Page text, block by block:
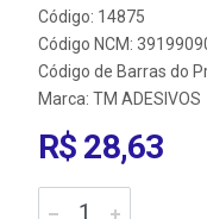
Código: 14875
Código NCM:
Código de Barras do
Marca: TM ADESIVOS
R$ 28,63